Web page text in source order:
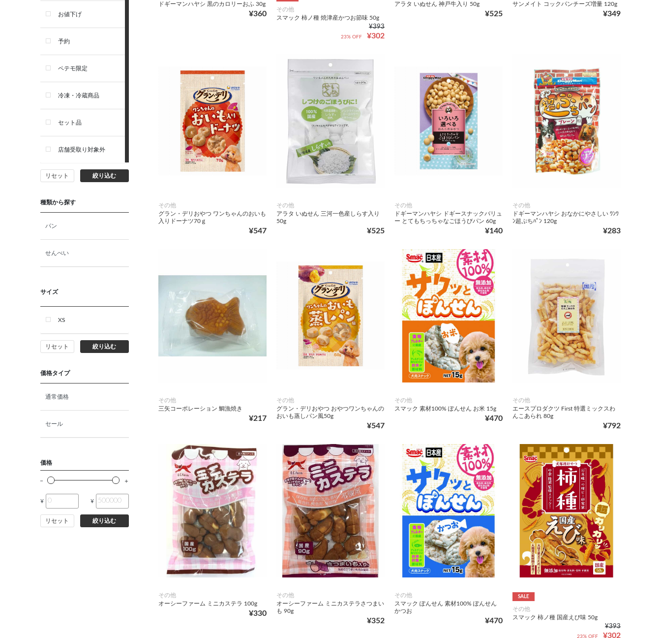
リガロ
ソルビダ
フィジカライフ
お値下げ
予約
ペテモ限定
冷凍・冷蔵商品
セット品
店舗受取り対象外
リセット 絞り込む
種類から探す
パン
せんべい
サイズ
XS
リセット 絞り込む
価格タイプ
通常価格
セール
価格
¥ ¥
リセット 絞り込む
ドギーマンハヤシ 黒のカロリーおふ 30g
¥360
その他
スマック 柿ノ種 焼津産かつお節味 50g
¥393
¥302
23% OFF
アラタ いぬせん 神戸牛入り 50g
¥525
サンメイト コックパンチーズ増量 120g
¥349
その他
グラン・デリおやつ ワンちゃんのおいも
入りドーナツ70ｇ
¥547
その他
アラタ いぬせん 三河一色産しらす入り
50g
¥525
その他
ドギーマンハヤシ ドギースナックバリュ
ー とてもちっちゃなごほうびパン 60g
¥140
その他
ドギーマンハヤシ おなかにやさしい ﾜﾝﾜ
ﾝ超ぷちﾊﾟﾝ 120g
¥283
その他
三矢コーポレーション 鯛漁焼き
¥217
その他
グラン・デリおやつ おやつワンちゃんの
おいも蒸しパン風50g
¥547
その他
スマック 素材100% ぽんせん お米 15g
¥470
その他
エースプロダクツ First 特選ミックスわ
んこあられ 80g
¥792
その他
オーシーファーム ミニカステラ 100g
¥330
その他
オーシーファーム ミニカステラさつまい
も 90g
¥352
その他
スマック ぽんせん 素材100% ぽんせん
かつお
¥470
SALE
その他
スマック 柿ノ種 国産えび味 50g
¥393
¥302
23% OFF